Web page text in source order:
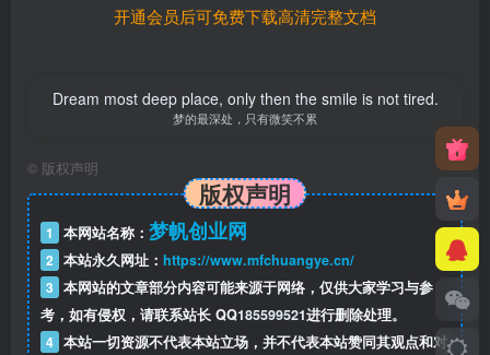
开通会员后可免费下载高清完整文档
Dream most deep place, only then the smile is not tired.
梦的最深处，只有微笑不累
© 版权声明
版权声明
1 本网站名称： 梦帆创业网
2 本站永久网址： https://www.mfchuangye.cn/
3 本网站的文章部分内容可能来源于网络，仅供大家学习与参
考，如有侵权，请联系站长 QQ185599521进行删除处理。
4 本站一切资源不代表本站立场，并不代表本站赞同其观点和对